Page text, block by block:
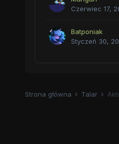
Czerwiec 17,
Batponiak
Styczeń 30,
Strona główna Talar